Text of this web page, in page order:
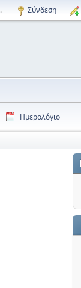
. Σύνδεση
Ημερολόγιο